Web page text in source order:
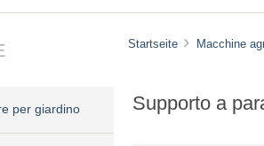
per giardino
Startseite Macchine
Supporto a